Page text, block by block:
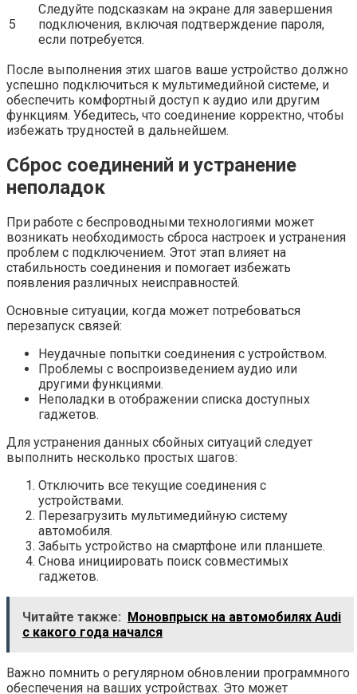
5
Следуйте подсказкам на экране для завершения
подключения, включая подтверждение пароля,
если потребуется.
После выполнения этих шагов ваше устройство должно
успешно подключиться к мультимедийной системе, и
обеспечить комфортный доступ к аудио или другим
функциям. Убедитесь, что соединение корректно, чтобы
избежать трудностей в дальнейшем.
Сброс соединений и устранение
неполадок
При работе с беспроводными технологиями может
возникать необходимость сброса настроек и устранения
проблем с подключением. Этот этап влияет на
стабильность соединения и помогает избежать
появления различных неисправностей.
Основные ситуации, когда может потребоваться
перезапуск связей:
Неудачные попытки соединения с устройством.
Проблемы с воспроизведением аудио или
другими функциями.
Неполадки в отображении списка доступных
гаджетов.
Для устранения данных сбойных ситуаций следует
выполнить несколько простых шагов:
Отключить все текущие соединения с
устройствами.
Перезагрузить мультимедийную систему
автомобиля.
Забыть устройство на смартфоне или планшете.
Снова инициировать поиск совместимых
гаджетов.
Читайте также: Моновпрыск на автомобилях Audi
с какого года начался
Важно помнить о регулярном обновлении программного
обеспечения на ваших устройствах. Это может